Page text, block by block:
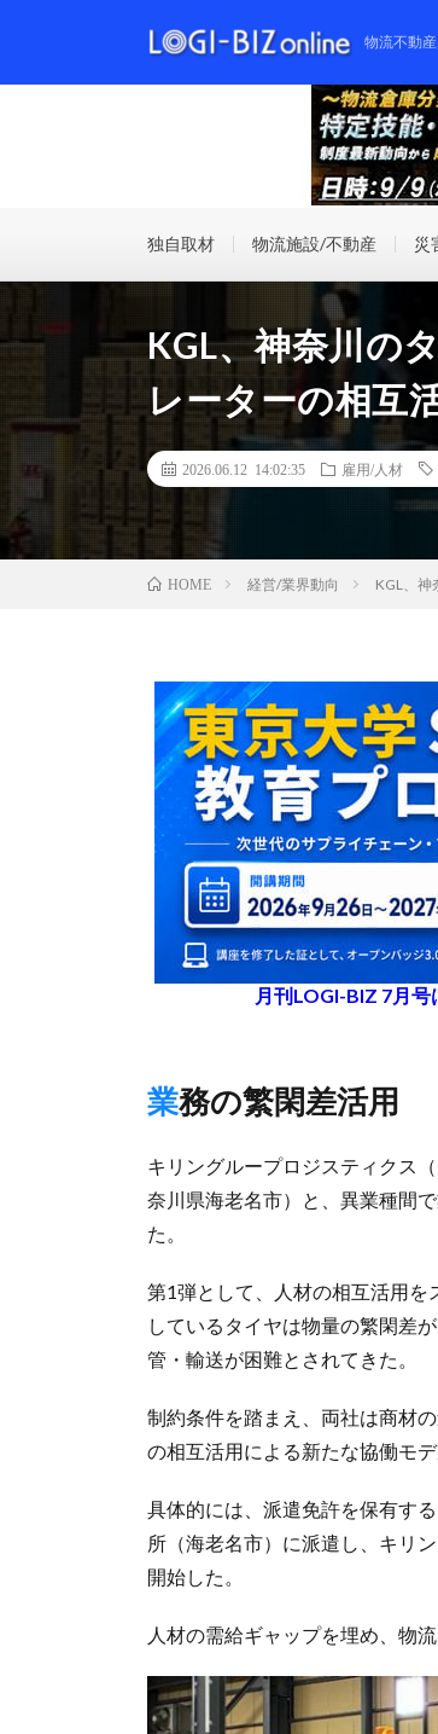
物流不動
独自取材 物流施設/不動産 災
KGL、神奈川の
レーターの相互
2026.06.12 14:02:35 雇用/人材
HOME 経営/業界動向 KGL、神
月刊LOGI-BIZ 7月
業務の繁閑差活用
キリングループロジスティクス
奈川県海老名市）と、異業種間
た。
第1弾として、人材の相互活用を
しているタイヤは物量の繁閑差
管・輸送が困難とされてきた。
制約条件を踏まえ、両社は商材
の相互活用による新たな協働モデ
具体的には、派遣免許を保有す
所（海老名市）に派遣し、キリ
開始した。
人材の需給ギャップを埋め、物